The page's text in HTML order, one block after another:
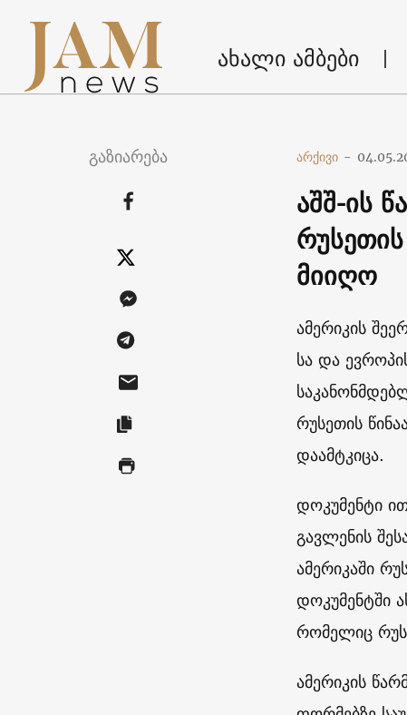
ახალი ამბები
გაზიარება არქივი -
აშშ-ის
მიიღო
ამერიკის
სა და
რუსეთის
დაამტკიცა.
დოკუმენტი
გავლენის
ამერიკაში
დოკუმენტში
რომელიც
ამერიკის